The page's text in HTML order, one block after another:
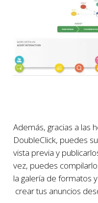
Además, gracias a las
DoubleClick, puedes
vista previa y
vez, puedes
la galería de formatos
crear tus anuncios